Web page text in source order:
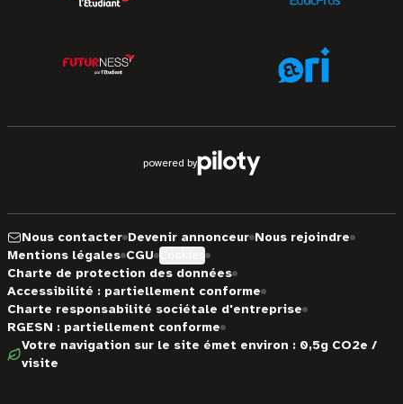
powered by
Nous contacter Devenir annonceur Nous rejoindre
Mentions légales CGU
Charte de protection des données
Accessibilité : partiellement conforme
Charte responsabilité sociétale d'entreprise
RGESN : partiellement conforme
Votre navigation sur le site émet environ : 0,5g CO2e /
visite